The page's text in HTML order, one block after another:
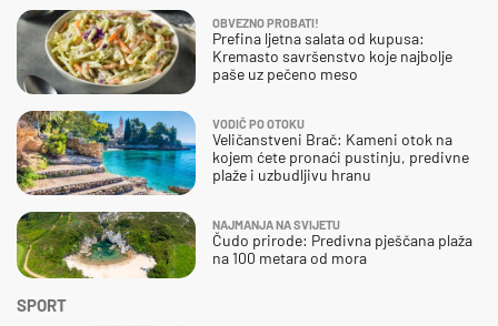
SPORT
OBVEZNO PROBATI!
Prefina ljetna salata od kupusa:
Kremasto savršenstvo koje najbolje
paše uz pečeno meso
VODIČ PO OTOKU
Veličanstveni Brač: Kameni otok na
kojem ćete pronaći pustinju, predivne
plaže i uzbudljivu hranu
NAJMANJA NA SVIJETU
Čudo prirode: Predivna pješčana plaža
na 100 metara od mora